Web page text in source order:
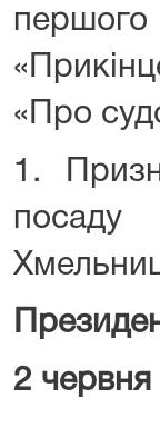
«Про
1.
посаду
2